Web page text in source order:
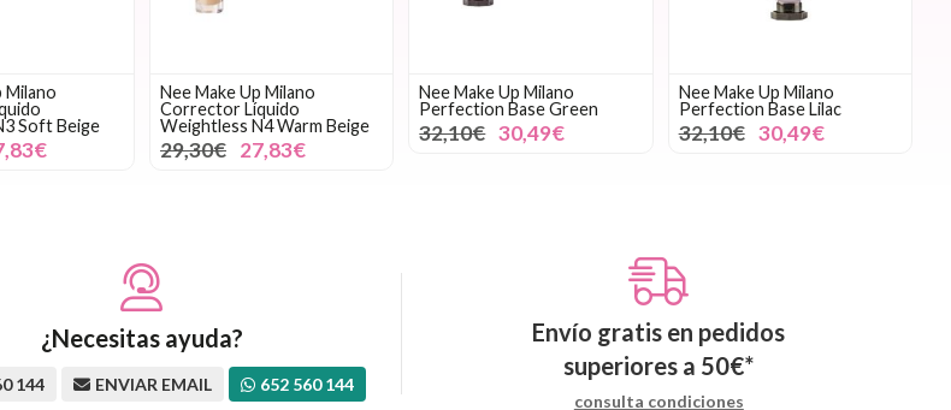
Milano
Soft Beige
Nee Make Up Milano
Corrector Líquido
Weightless N4 Warm Beige
29,30€ 27,83€
Nee Make Up Milano
Perfection Base Green
32,10€ 30,49€
Nee Make Up Milano
Perfection Base Lilac
32,10€ 30,49€
¿Necesitas ayuda?
144 ENVIAR EMAIL 652 560 144
Envío gratis en pedidos
superiores a 50€*
consulta condiciones